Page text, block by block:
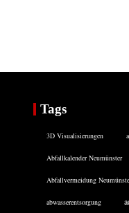
Tags
3D Visualisierungen
Abfallkalender Neumünster
Abfallvermeidung
abwasserentsorgung